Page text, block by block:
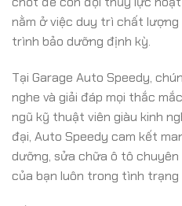
nằm ở việc duy trì chất
trình bảo dưỡng định kỳ.
Tại Garage Auto Speedy,
nghe và giải đáp mọi thắc
ngũ kỹ thuật viên giàu kinh
đại, Auto Speedy cam kết
dưỡng, sửa chữa ô tô
của bạn luôn trong tình